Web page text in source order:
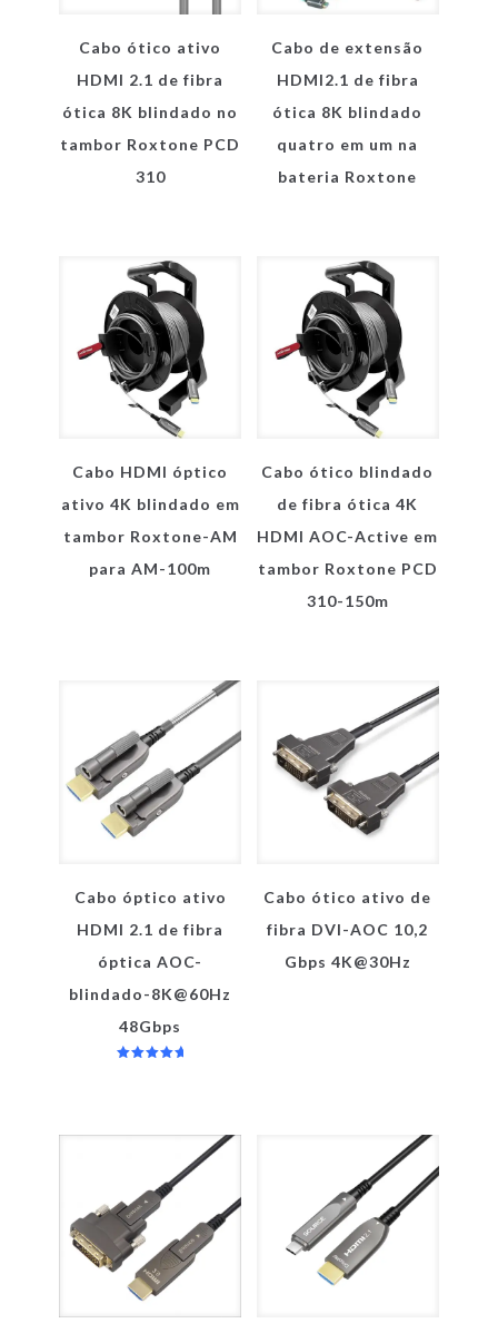
Cabo ótico ativo
HDMI 2.1 de fibra
ótica 8K blindado no
tambor Roxtone PCD
310
Cabo de extensão
HDMI2.1 de fibra
ótica 8K blindado
quatro em um na
bateria Roxtone
Cabo HDMI óptico
ativo 4K blindado em
tambor Roxtone-AM
para AM-100m
Cabo ótico blindado
de fibra ótica 4K
HDMI AOC-Active em
tambor Roxtone PCD
310-150m
Cabo óptico ativo
HDMI 2.1 de fibra
óptica AOC-
blindado-8K@60Hz
48Gbps
Cabo ótico ativo de
fibra DVI-AOC 10,2
Gbps 4K@30Hz